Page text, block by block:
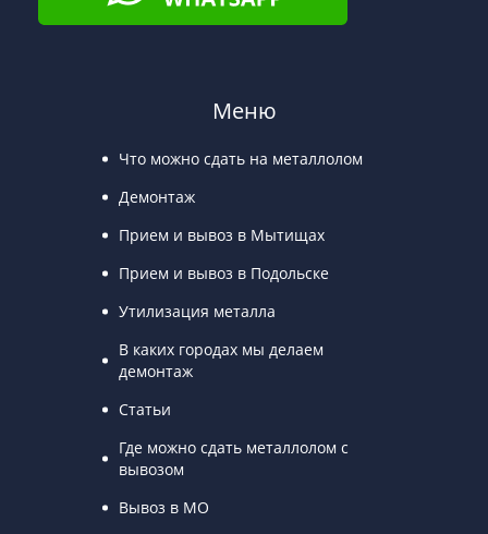
Меню
Что можно сдать на металлолом
Демонтаж
Прием и вывоз в Мытищах
Прием и вывоз в Подольске
Утилизация металла
В каких городах мы делаем
демонтаж
Статьи
Где можно сдать металлолом с
вывозом
Вывоз в МО